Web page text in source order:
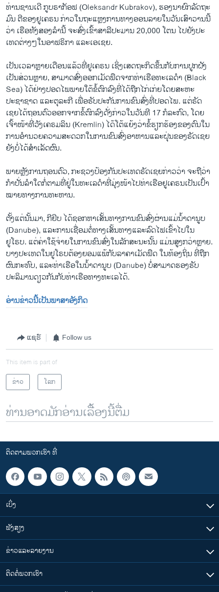
ທ່ານຊານເດີ ກູບຣາກັອຟ (Oleksandr Kubrakov), ຮອງນາຍົກລັດຖະ
ມົນ ຕີຂອງຢູເຄຣນ ກ່າວໃນຖະແຫຼງການທາງອອນລາຍໃນວັນເສົາວານນີ້
ວ່າ ເຮືອທັງສອງລຳນີ້ ຈະສົ່ງເຂົ້າສາລີປະມານ 20,000 ໂຕນ ໄປຍັງປະ
ເທດຕ່າງໆໃນອາຟຣິກາ ແລະເອເຊຍ.
ເປັນເວລາຫຼາຍເດືອນແລ້ວທີ່ຢູເຄຣນ ເຊິ່ງເສດຖະກິດຂຶ້ນກັບການປູກຝັງ
ເປັນສ່ວນຫຼາຍ, ສາມາດສົ່ງອອກເມັດພືດຈາກທ່າເຮືອທະເລດຳ (Black
Sea) ໄດ້ຢ່າງປອດໄພພາຍໃຕ້ຂໍ້ຕົກລົງທີ່ໄດ້ຖືກໄກ່ເກ່ຍໂດຍສະຫະ
ປະຊາຊາດ ແລະຕຸລະກີ ເພື່ອຮັບປະກັນການຂົນສົ່ງທີ່ປອດໄພ. ​ແຕ່ຣັດ​
ເຊຍ​ໄດ້​ຖອນ​ຕົວ​ອອກ​ຈາກ​ຂໍ້​ຕົກລົງ​ດັ່ງກ່າວ​ໃນ​ວັນ​ທີ 17 ກໍລະກົດ​, ​ໂດຍ​
ເຈົ້າ​ໜ້າ​ທີ່​ວັງເຄຣມລິນ (Kremlin) ​ໄດ້​ໂຕ້​ແຍ້ງວ່າຂໍ້​ຮຽກຮ້ອງ​ຂອງ​ຕົນ​ໃນ​
ການ​ອຳນວຍ​ຄວາມ​ສະດວກ​ໃນ​ການ​ຂົນ​ສົ່ງ​ອາຫານ​ແລະ​ຝຸ່ນ​ຂອງຣັດ​ເຊຍ
ຍັງ​ບໍ່​ໄດ້​ສຳເລັດຜົນ.
ພາຍຫຼັງ​ການ​ຖອນ​ຕົວ, ກະຊວງ​ປ້ອງ​ກັນ​ປະ​ເທດຣັດ​ເຊຍ​ກ່າວ​ວ່າ ຈະ​ຖື​ວ່າ
ກຳ​ປັ່ນ​ລຳ​ໃດ​ກໍ່ຕາມທີ່ຢູ່ໃນ​ທະ​ເລ​ດຳທີ່​ມຸ່ງ​ໜ້າ​ໄປ​ທ່າ​ເຮືອຢູເຄຣນ​ເປັນ​ເປົ້າ​
ໝາຍ​ທາງ​ການ​ທະຫານ.
ຕັ້ງແຕ່ນັ້ນມາ, ກີຢິບ ໄດ້ຊອກຫາເສັ້ນທາງການຂົນສົ່ງຜ່ານແມ່ນໍ້າດານູບ
(Danube), ແລະການເຊື່ອມຕໍ່ທາງເສັ້ນທາງແລະລົດໄຟເຂົ້າໄປໃນ
ຢູໂຣບ. ແຕ່ຄ່າໃຊ້ຈ່າຍໃນການຂົນສົ່ງໃນລັກສະນະນັ້ນ ແມ່ນສູງກວ່າຫຼາຍ.
ບາງປະເທດໃນຢູໂຣບຕ້ອງຍອມແພ້ກັບລາຄາເມັດພືດ ໃນທ້ອງຖິ່ນ ທີ່ຖືກ
ຜົນກະທົບ, ແລະທ່າເຮືອໃນ​ນ້ຳດານູບ (Danube) ບໍ່ສາມາດຮອງຮັບ
ປະລິມານດຽວກັນກັບທ່າເຮືອທາງທະເລໄດ້.
ອ່ານຂ່າວນີ້ເປັນພາສາອັງກິດ
ແຊຣ໌ Follow us
This item is part of
ຂ່າວ
ໂລກ
ທ່ານອາດມັກອ່ານເລື້ອງນີ້ຕື່ມ
ຕິດຕາມພວກເຮົາ ທີ່
ເບິ່ງ
ຟັງສຽງ
ຂ່າວແລະລາຍງານ
ຕິດຕໍ່ພວກເຮົາ